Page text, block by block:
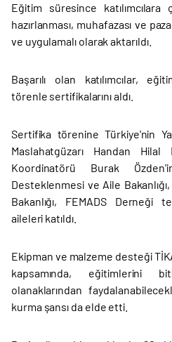
Eğitim süresince
hazırlanması, muhafazası ve
ve uygulamalı olarak aktarıldı.
Başarılı olan katılımcılar,
törenle sertifikalarını aldı.
Sertifika törenine Türkiye'nin
Maslahatgüzarı Handan
Koordinatörü Burak
Desteklenmesi ve Aile
Bakanlığı, FEMADS Derneği
aileleri katıldı.
Ekipman ve malzeme desteği
kapsamında, eğitimlerini
olanaklarından
kurma şansı da elde etti.